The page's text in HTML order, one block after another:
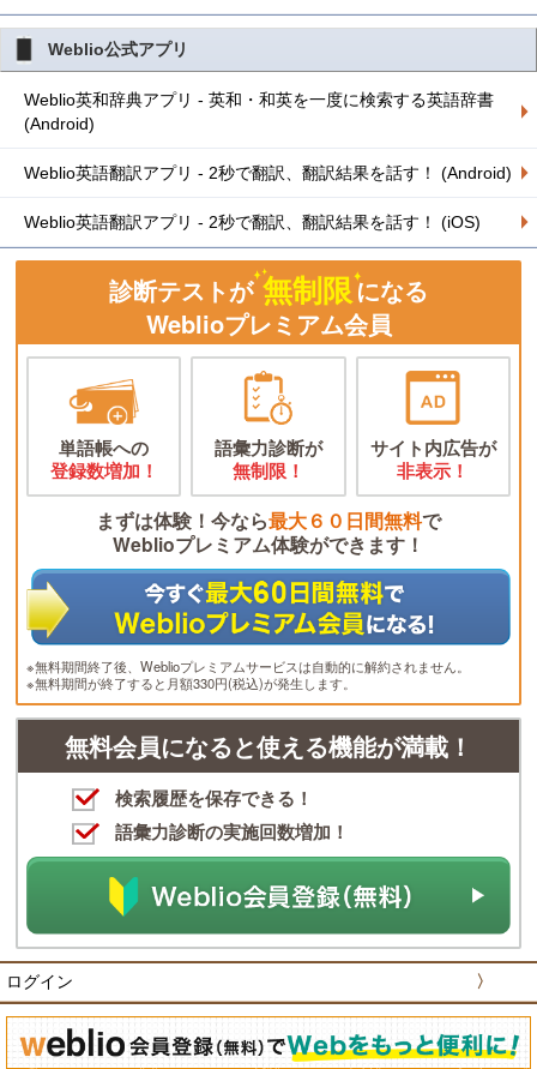
Weblio公式アプリ
Weblio英和辞典アプリ - 英和・和英を一度に検索する英語辞書
(Android)
Weblio英語翻訳アプリ - 2秒で翻訳、翻訳結果を話す！ (Android)
Weblio英語翻訳アプリ - 2秒で翻訳、翻訳結果を話す！ (iOS)
診断テストが 無制限になる
Weblioプレミアム会員
単語帳への
登録数増加！
語彙力診断が
無制限！
サイト内広告が
非表示！
まずは体験！今なら最大６０日間無料で
Weblioプレミアム体験ができます！
※無料期間終了後、Weblioプレミアムサービスは自動的に解約されません。
※無料期間が終了すると月額330円(税込)が発生します。
無料会員になると使える機能が満載！
検索履歴を保存できる！
語彙力診断の実施回数増加！
ログイン 〉